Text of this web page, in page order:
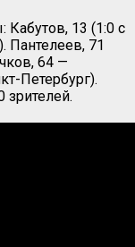
Кабутов, 13 (1:0 с
Пантелеев, 71
64 —
Петербург).
зрителей.